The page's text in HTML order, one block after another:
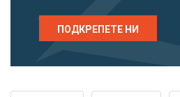
ПОДКРЕПЕТЕ НИ